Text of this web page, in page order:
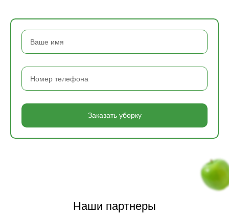
Заказать уборку
Наши партнеры